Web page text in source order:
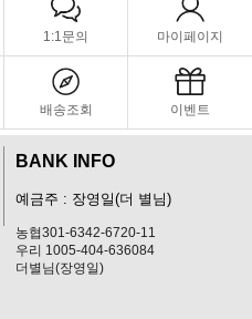
1:1문의 마이페이지
배송조회 이벤트
BANK INFO
예금주 : 장영일(더 별님)
농협301-6342-6720-11
우리 1005-404-636084
더별님(장영일)